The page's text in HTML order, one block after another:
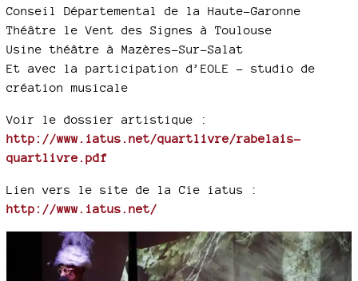
Conseil Départemental de la Haute-Garonne
Théâtre le Vent des Signes à Toulouse
Usine théâtre à Mazères-Sur-Salat
Et avec la participation d’EOLE - studio de
création musicale
Voir le dossier artistique :
http://www.iatus.net/quartlivre/rabelais-
quartlivre.pdf
Lien vers le site de la Cie iatus :
http://www.iatus.net/